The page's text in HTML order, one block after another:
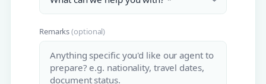
Remarks(optional)